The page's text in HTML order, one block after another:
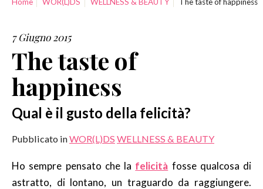
CONTATTI
Home WOR(L)DS WELLNESS & BEAUTY The taste of happiness
7 Giugno 2015
The taste of
happiness
Qual è il gusto della felicità?
Pubblicato inWOR(L)DS WELLNESS & BEAUTY
Ho sempre pensato che la felicità fosse qualcosa di
astratto, di lontano, un traguardo da raggiungere.